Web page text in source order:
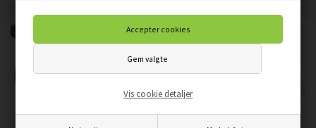
Vis cookie detaljer